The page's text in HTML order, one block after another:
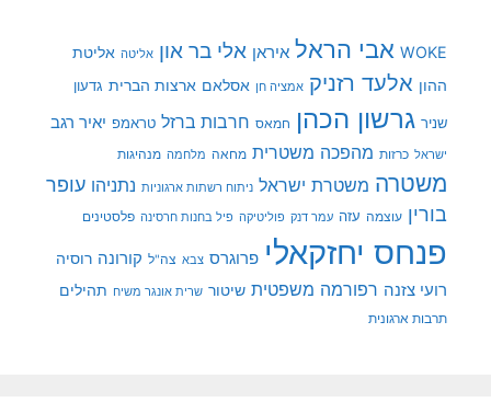
WOKE אבי הראל איראן אלי בר און אליטה אליטת
ההון אלעד רזניק אמציה חן אסלאם ארצות הברית גדעון
שניר גרשון הכהן חמאס חרבות ברזל טראמפ יאיר רגב
ישראל כרזות מהפכה משטרית מחאה מלחמה מנהיגות
משטרה משטרת ישראל ניתוח רשתות ארגוניות נתניהו עופר
בורין עוצמה עזה עמר דנק פוליטיקה פיל בחנות חרסינה פלסטינים
פנחס יחזקאלי פרוגרס צבא צה"ל קורונה רוסיה
רועי צזנה רפורמה משפטית שיטור שרית אונגר משיח תהילים
תרבות ארגונית